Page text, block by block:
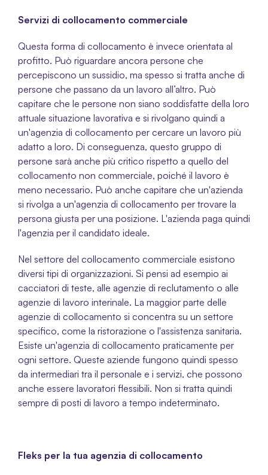
Servizi di collocamento commerciale
Questa forma di collocamento è invece orientata al
profitto. Può riguardare ancora persone che
percepiscono un sussidio, ma spesso si tratta anche di
persone che passano da un lavoro all’altro. Può
capitare che le persone non siano soddisfatte della loro
attuale situazione lavorativa e si rivolgano quindi a
un'agenzia di collocamento per cercare un lavoro più
adatto a loro. Di conseguenza, questo gruppo di
persone sarà anche più critico rispetto a quello del
collocamento non commerciale, poiché il lavoro è
meno necessario. Può anche capitare che un'azienda
si rivolga a un'agenzia di collocamento per trovare la
persona giusta per una posizione. L'azienda paga quindi
l'agenzia per il candidato ideale.
Nel settore del collocamento commerciale esistono
diversi tipi di organizzazioni. Si pensi ad esempio ai
cacciatori di teste, alle agenzie di reclutamento o alle
agenzie di lavoro interinale. La maggior parte delle
agenzie di collocamento si concentra su un settore
specifico, come la ristorazione o l'assistenza sanitaria.
Esiste un'agenzia di collocamento praticamente per
ogni settore. Queste aziende fungono quindi spesso
da intermediari tra il personale e i servizi, che possono
anche essere lavoratori flessibili. Non si tratta quindi
sempre di posti di lavoro a tempo indeterminato.
Fleks per la tua agenzia di collocamento